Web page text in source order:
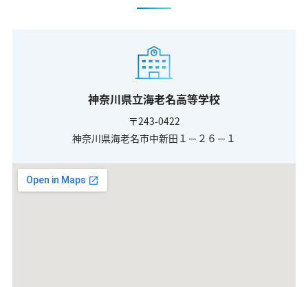
神奈川県立海老名高等学校
〒243-0422
神奈川県海老名市中新田１－２６－１